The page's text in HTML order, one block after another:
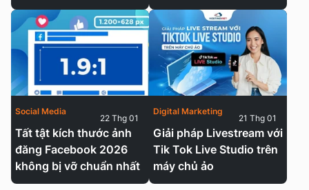
Tất tật kích thước ảnh
đăng Facebook 2026
không bị vỡ chuẩn nhất
Social Media
22 Thg 01
Giải pháp Livestream với
Tik Tok Live Studio trên
máy chủ ảo
Digital Marketing
21 Thg 01